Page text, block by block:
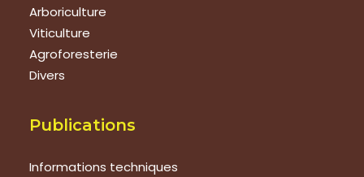
Arboriculture
Viticulture
Agroforesterie
Divers
Publications
Informations techniques